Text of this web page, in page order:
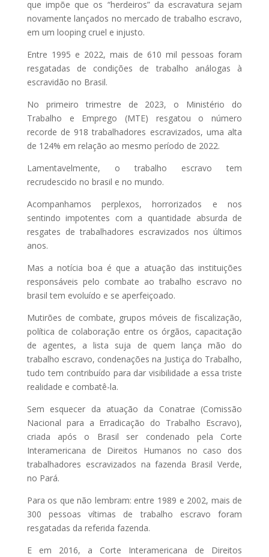
que impõe que os “herdeiros” da escravatura sejam
novamente lançados no mercado de trabalho escravo,
em um looping cruel e injusto.
Entre 1995 e 2022, mais de 610 mil pessoas foram
resgatadas de condições de trabalho análogas à
escravidão no Brasil.
No primeiro trimestre de 2023, o Ministério do
Trabalho e Emprego (MTE) resgatou o número
recorde de 918 trabalhadores escravizados, uma alta
de 124% em relação ao mesmo período de 2022.
Lamentavelmente, o trabalho escravo tem
recrudescido no brasil e no mundo.
Acompanhamos perplexos, horrorizados e nos
sentindo impotentes com a quantidade absurda de
resgates de trabalhadores escravizados nos últimos
anos.
Mas a notícia boa é que a atuação das instituições
responsáveis pelo combate ao trabalho escravo no
brasil tem evoluído e se aperfeiçoado.
Mutirões de combate, grupos móveis de fiscalização,
política de colaboração entre os órgãos, capacitação
de agentes, a lista suja de quem lança mão do
trabalho escravo, condenações na Justiça do Trabalho,
tudo tem contribuído para dar visibilidade a essa triste
realidade e combatê-la.
Sem esquecer da atuação da Conatrae (Comissão
Nacional para a Erradicação do Trabalho Escravo),
criada após o Brasil ser condenado pela Corte
Interamericana de Direitos Humanos no caso dos
trabalhadores escravizados na fazenda Brasil Verde,
no Pará.
Para os que não lembram: entre 1989 e 2002, mais de
300 pessoas vítimas de trabalho escravo foram
resgatadas da referida fazenda.
E em 2016, a Corte Interamericana de Direitos